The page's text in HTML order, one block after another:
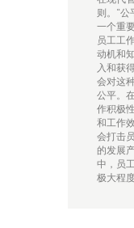
则。“公
一个重
员工工
动机和
入和获
会对这
公平。
作积极
和工作
会打击
的发展
中，员
极大程